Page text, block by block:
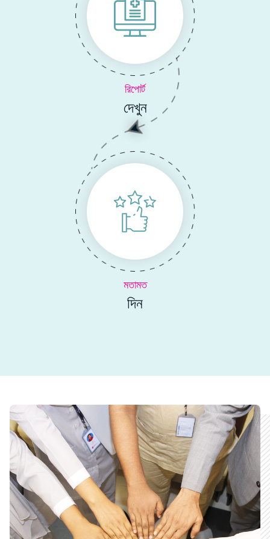
রিপোর্ট
দেখুন
মতামত
দিন